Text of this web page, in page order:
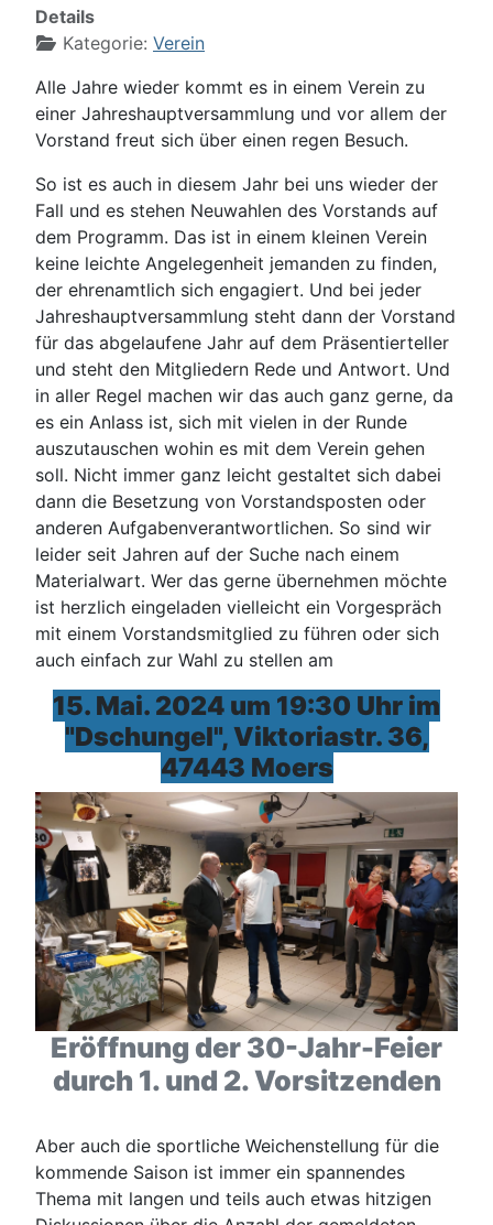
Details
Kategorie: Verein
Alle Jahre wieder kommt es in einem Verein zu
einer Jahreshauptversammlung und vor allem der
Vorstand freut sich über einen regen Besuch.
So ist es auch in diesem Jahr bei uns wieder der
Fall und es stehen Neuwahlen des Vorstands auf
dem Programm. Das ist in einem kleinen Verein
keine leichte Angelegenheit jemanden zu finden,
der ehrenamtlich sich engagiert. Und bei jeder
Jahreshauptversammlung steht dann der Vorstand
für das abgelaufene Jahr auf dem Präsentierteller
und steht den Mitgliedern Rede und Antwort. Und
in aller Regel machen wir das auch ganz gerne, da
es ein Anlass ist, sich mit vielen in der Runde
auszutauschen wohin es mit dem Verein gehen
soll. Nicht immer ganz leicht gestaltet sich dabei
dann die Besetzung von Vorstandsposten oder
anderen Aufgabenverantwortlichen. So sind wir
leider seit Jahren auf der Suche nach einem
Materialwart. Wer das gerne übernehmen möchte
ist herzlich eingeladen vielleicht ein Vorgespräch
mit einem Vorstandsmitglied zu führen oder sich
auch einfach zur Wahl zu stellen am
15. Mai. 2024 um 19:30 Uhr im
"Dschungel", Viktoriastr. 36,
47443 Moers
Eröffnung der 30-Jahr-Feier
durch 1. und 2. Vorsitzenden
Aber auch die sportliche Weichenstellung für die
kommende Saison ist immer ein spannendes
Thema mit langen und teils auch etwas hitzigen